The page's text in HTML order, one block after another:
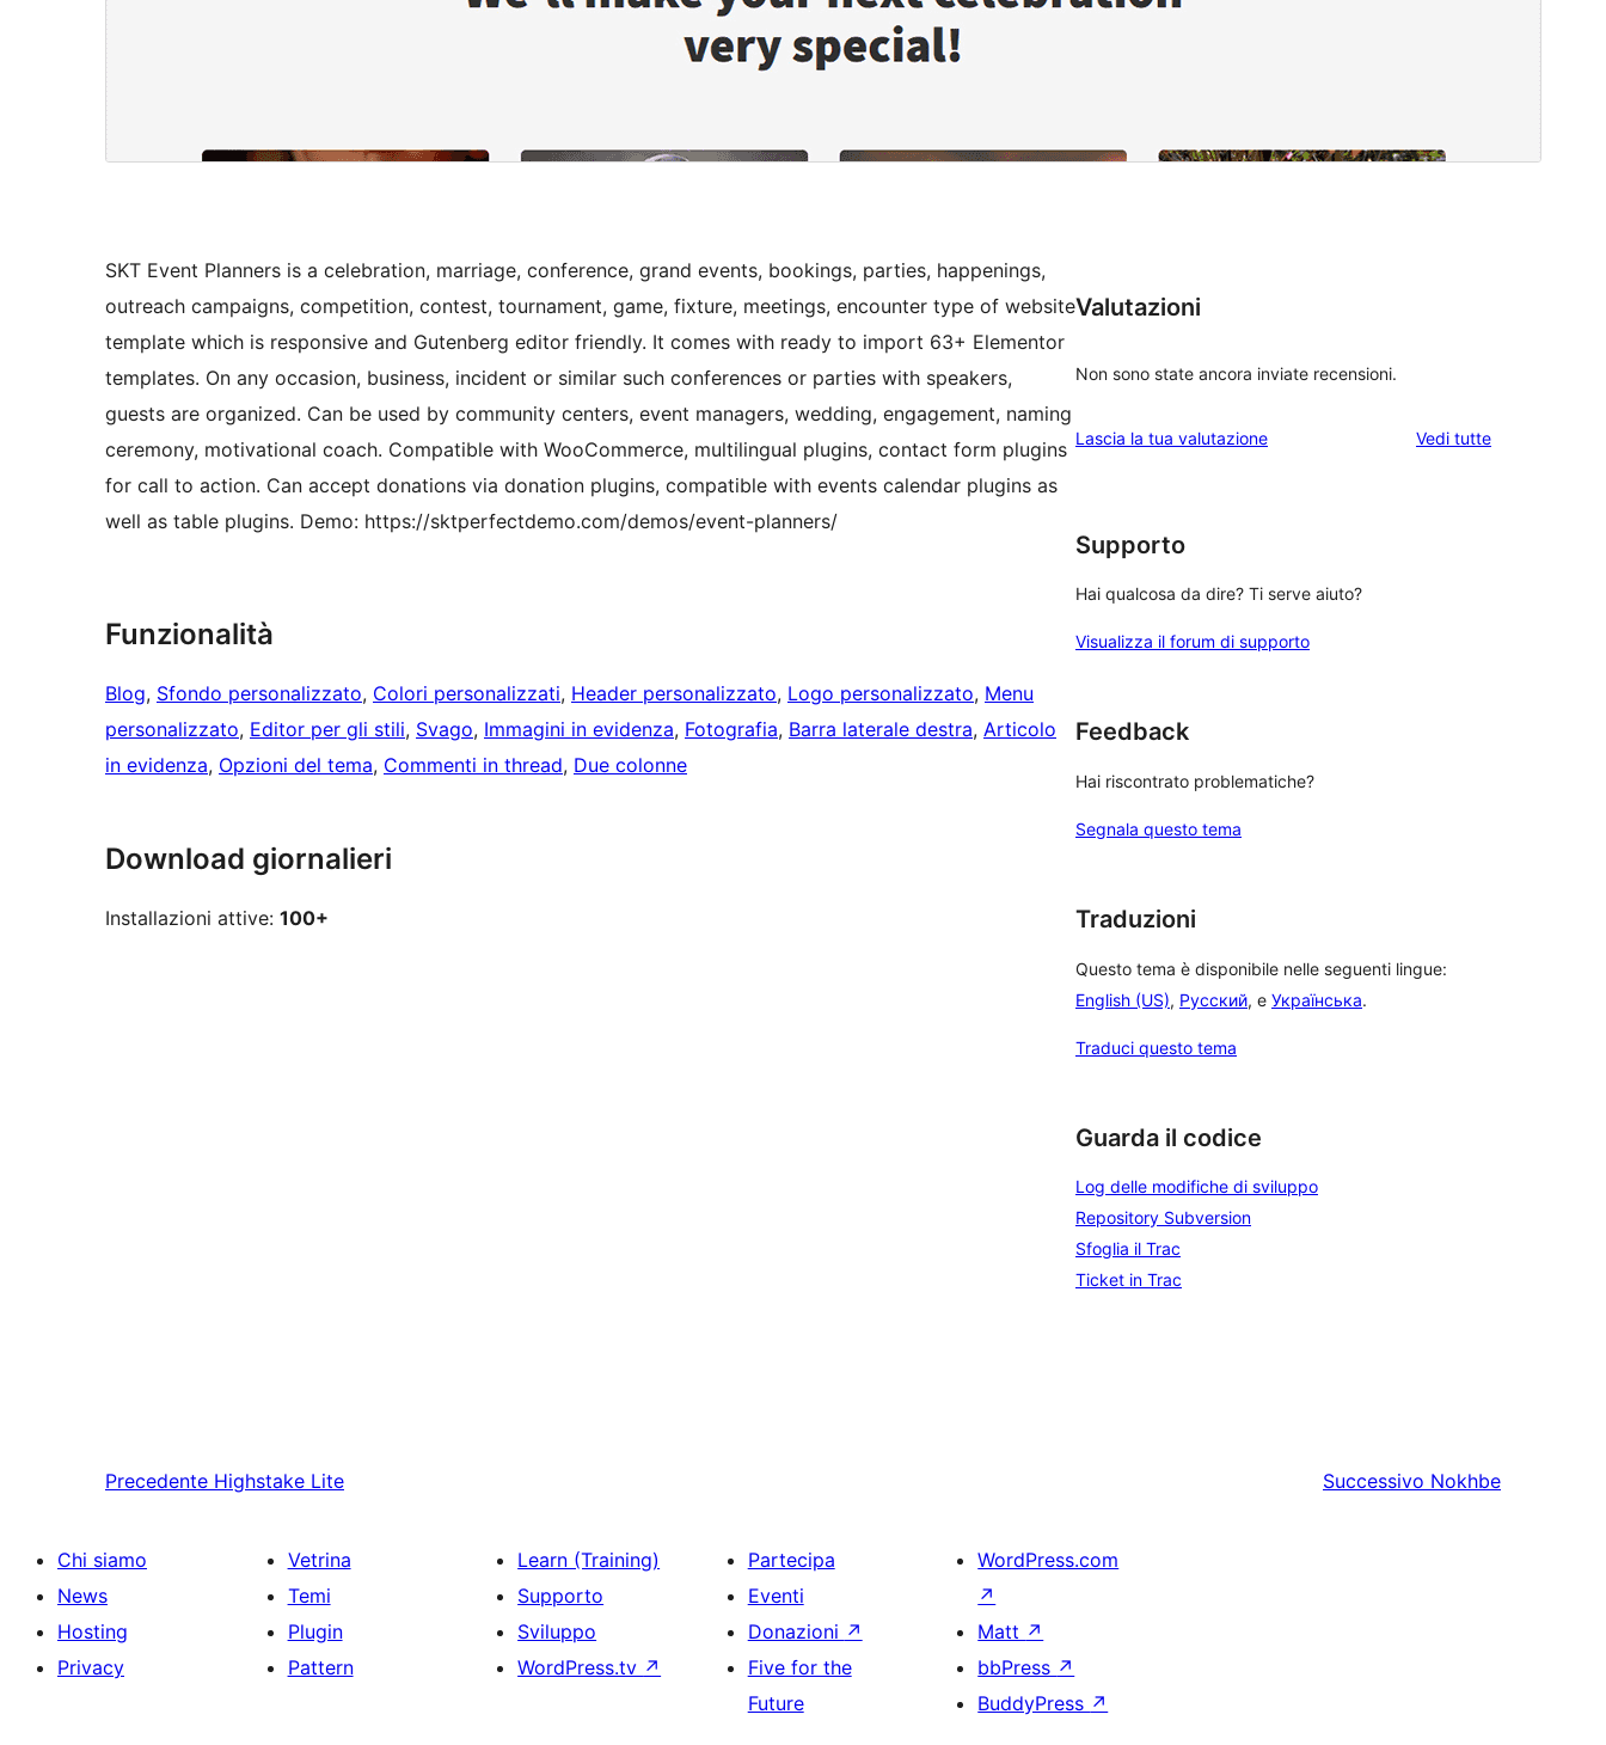
SKT Event Planners is a celebration, marriage, conference, grand events, bookings, parties, happenings,
outreach campaigns, competition, contest, tournament, game, fixture, meetings, encounter type of website
template which is responsive and Gutenberg editor friendly. It comes with ready to import 63+ Elementor
templates. On any occasion, business, incident or similar such conferences or parties with speakers,
guests are organized. Can be used by community centers, event managers, wedding, engagement, naming
ceremony, motivational coach. Compatible with WooCommerce, multilingual plugins, contact form plugins
for call to action. Can accept donations via donation plugins, compatible with events calendar plugins as
well as table plugins. Demo: https://sktperfectdemo.com/demos/event-planners/
Funzionalità
Blog, Sfondo personalizzato, Colori personalizzati, Header personalizzato, Logo personalizzato, Menu
personalizzato, Editor per gli stili, Svago, Immagini in evidenza, Fotografia, Barra laterale destra, Articolo
in evidenza, Opzioni del tema, Commenti in thread, Due colonne
Download giornalieri
Installazioni attive: 100+
Valutazioni
Non sono state ancora inviate recensioni.
Lascia la tua valutazione Vedi tuttele
Supporto
Hai qualcosa da dire? Ti serve aiuto?
Visualizza il forum di supporto
Feedback
Hai riscontrato problematiche?
Segnala questo tema
Traduzioni
Questo tema è disponibile nelle seguenti lingue:
English (US), Русский, e Українська.
Traduci questo tema
Guarda il codice
Log delle modifiche di sviluppo
Repository Subversion
Sfoglia il Trac
Ticket in Trac
Precedente Highstake Lite Successivo Nokhbe
Chi siamo
News
Hosting
Privacy
Vetrina
Temi
Plugin
Pattern
Learn (Training)
Supporto
Sviluppo
WordPress.tv ↗
Partecipa
Eventi
Donazioni ↗
Five for the
Future
WordPress.com
↗
Matt ↗
bbPress ↗
BuddyPress ↗